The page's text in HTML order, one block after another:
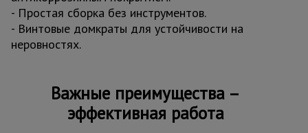
- Простая сборка без инструментов.
- Винтовые домкраты для устойчивости на
неровностях.
Важные преимущества –
эффективная работа